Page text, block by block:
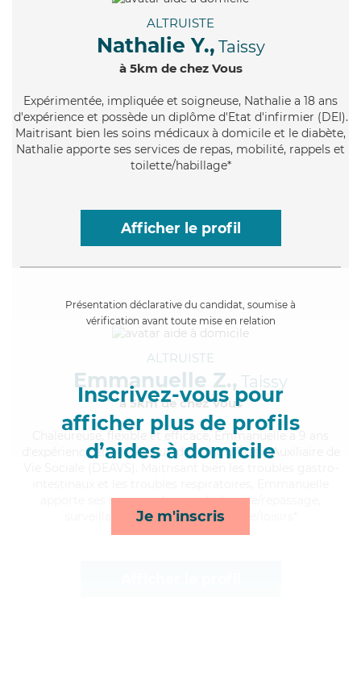
ALTRUISTE
Nathalie Y., Taissy
à 5km de chez Vous
Expérimentée, impliquée et soigneuse, Nathalie a 18 ans
d'expérience et possède un diplôme d'Etat d'infirmier (DEI).
Maitrisant bien les soins médicaux à domicile et le diabète,
Nathalie apporte ses services de repas, mobilité, rappels et
toilette/habillage*
Afficher le profil
Présentation déclarative du candidat, soumise à
vérification avant toute mise en relation
Inscrivez-vous pour
afficher plus de profils
d’aides à domicile
Je m'inscris
ALTRUISTE
Emmanuelle Z., Taissy
à 5km de chez Vous
, flexible et efficace, Emmanuelle a 9 ans
d'expérience et possède un diplôme d'État d'Auxiliaire de
apporte ses services de rappels, lessive/repassage,
surveillance de nuit et compagnie/loisirs*